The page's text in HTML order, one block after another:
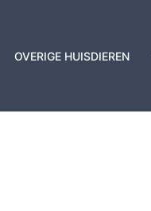
OVERIGE HUISDIEREN